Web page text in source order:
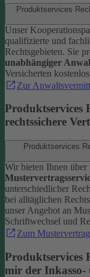
Produktservices
Unser
qualifizierte und
Rechtsgebieten. Sie
unabhängiger
Versicherten
Zur
Produktservices
rechtssichere
Produktservices
Wir bieten Ihnen
unterschiedlicher
bei alltäglichen
unser Angebot an
Schriftwechsel und
Zum
Produktservices
mir der Inkasso-